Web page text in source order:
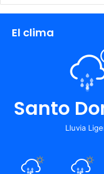
El clima
Santo
Lluvia